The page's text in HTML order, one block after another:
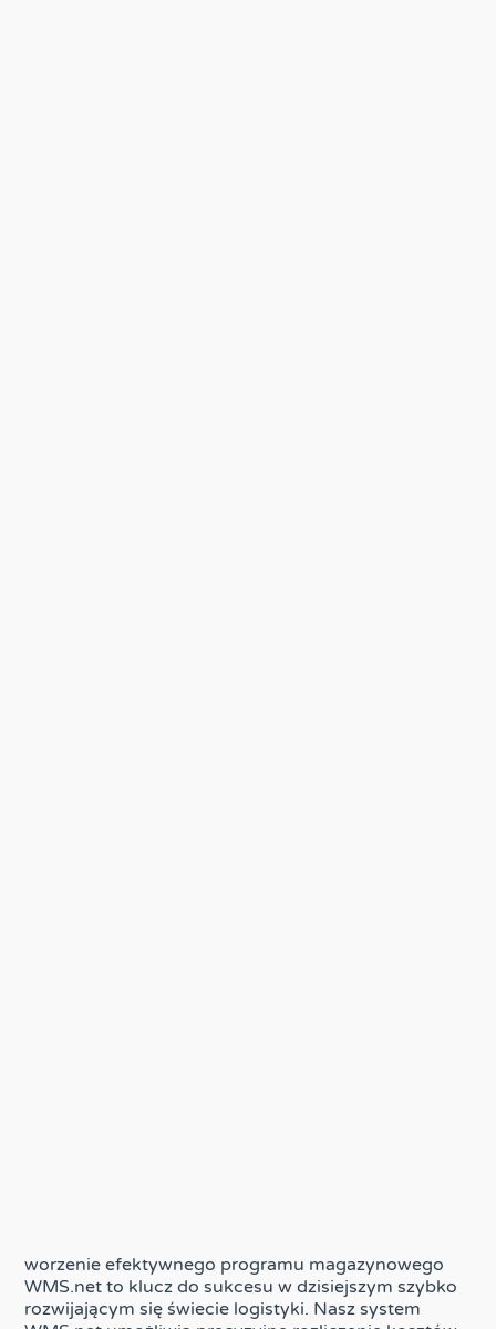
worzenie efektywnego programu magazynowego
WMS.net to klucz do sukcesu w dzisiejszym szybko
rozwijającym się świecie logistyki. Nasz system